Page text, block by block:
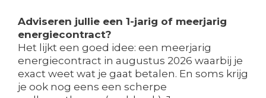
Adviseren jullie een 1-jarig of meerjarig
energiecontract?
Het lijkt een goed idee: een meerjarig
energiecontract in augustus 2026 waarbij je
exact weet wat je gaat betalen. En soms krijg
je ook nog eens een scherpe